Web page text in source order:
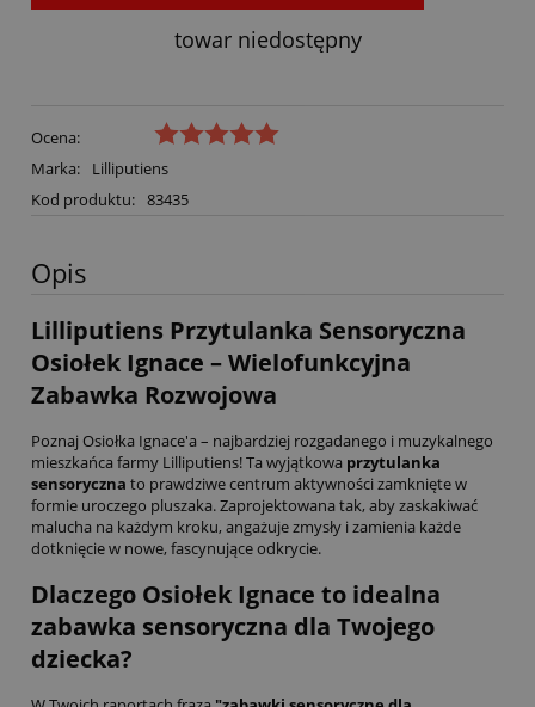
towar niedostępny
Ocena:
Marka:
Lilliputiens
Kod produktu: 83435
Opis
Lilliputiens Przytulanka Sensoryczna
Osiołek Ignace – Wielofunkcyjna
Zabawka Rozwojowa
Poznaj Osiołka Ignace'a – najbardziej rozgadanego i muzykalnego
mieszkańca farmy Lilliputiens! Ta wyjątkowa przytulanka
sensoryczna to prawdziwe centrum aktywności zamknięte w
formie uroczego pluszaka. Zaprojektowana tak, aby zaskakiwać
malucha na każdym kroku, angażuje zmysły i zamienia każde
dotknięcie w nowe, fascynujące odkrycie.
Dlaczego Osiołek Ignace to idealna
zabawka sensoryczna dla Twojego
dziecka?